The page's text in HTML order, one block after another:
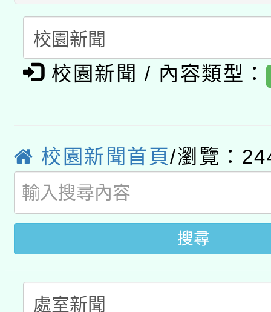
暨閱讀推動專業研習
科技賦能─人工智慧
礎課程
A3數位素養講師名單
「數位內容與教學軟
薪期間赴陸應申請許可
業技術研究院辦理「
用水績優單位及節水達
115年8月22日(星期六
桃園市孔廟祈福系列
開 智慧啟航」
2026年桃園地景藝術
校園新聞 / 內容類型：
校園新聞首頁/瀏覽：
搜尋